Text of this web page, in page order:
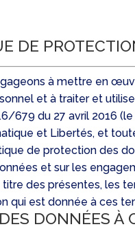
DE
à mettre en
et à traiter et
679 du 27 avril 2016
et Libertés, et
de protection des
et sur les
titre des présentes, les
qui est donnée à ces
DONNÉES À